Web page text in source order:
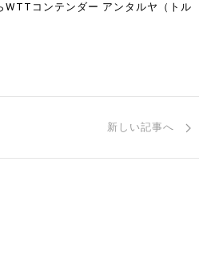
WTTコンテンダー アンタルヤ（トル
新しい記事へ